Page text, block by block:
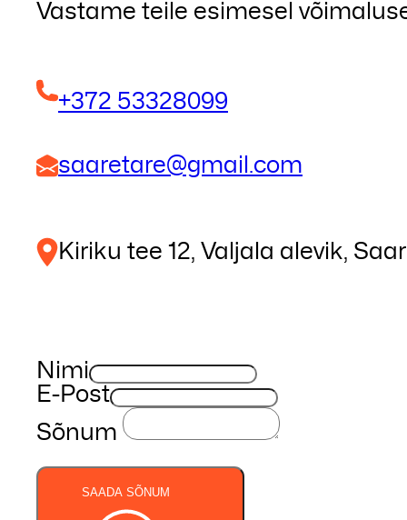
Vastame teile esimesel
+372 53328099
saaretare@gmail.com
Kiriku tee 12, Valjala alevik,
Nimi
E-Post
Sõnum
SAADA SÕNUM